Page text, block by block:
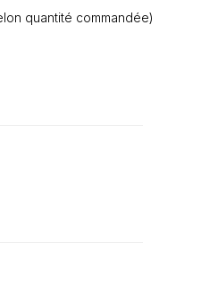
quantité commandée)